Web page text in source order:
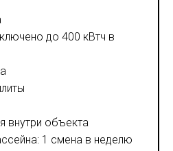
до 400 кВтч в
внутри объекта
1 смена в неделю